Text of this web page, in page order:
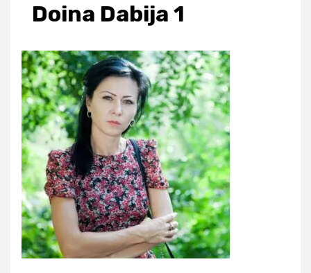
Doina Dabija 1